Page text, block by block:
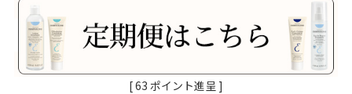
[63 ポイント進呈 ]